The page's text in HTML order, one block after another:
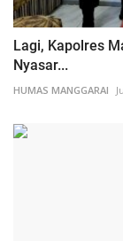
Lagi, Kapolres
Nyasar...
HUMAS MANGGARAI